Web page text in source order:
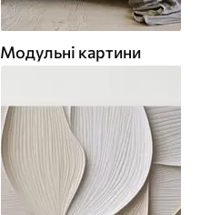
Модульні картини